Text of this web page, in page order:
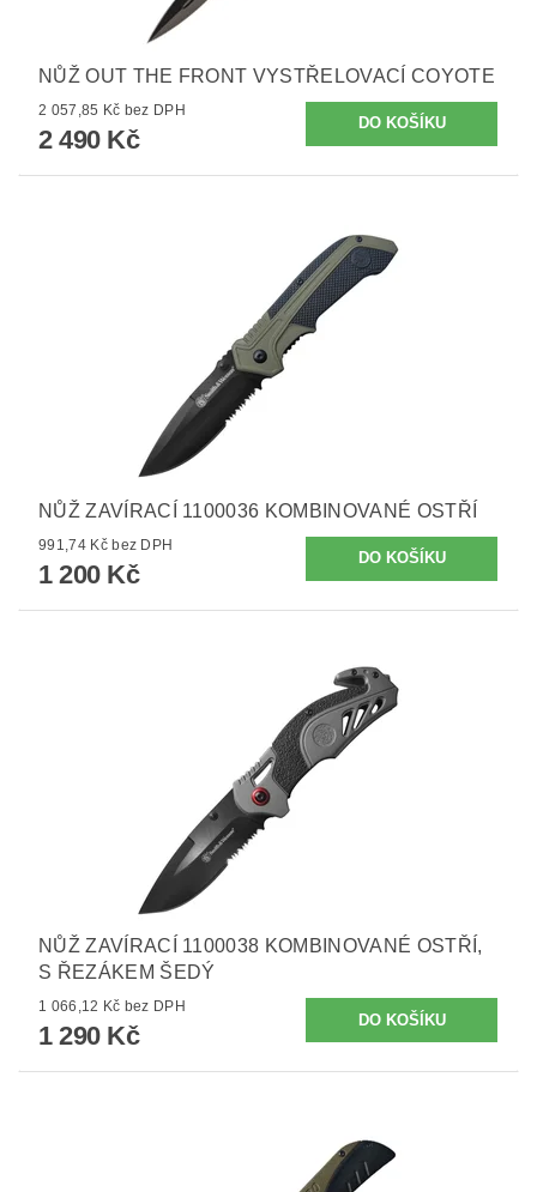
NŮŽ OUT THE FRONT VYSTŘELOVACÍ COYOTE
2 057,85 Kč bez DPH
2 490 Kč
NŮŽ ZAVÍRACÍ 1100036 KOMBINOVANÉ OSTŘÍ
991,74 Kč bez DPH
1 200 Kč
NŮŽ ZAVÍRACÍ 1100038 KOMBINOVANÉ OSTŘÍ,
S ŘEZÁKEM ŠEDÝ
1 066,12 Kč bez DPH
1 290 Kč